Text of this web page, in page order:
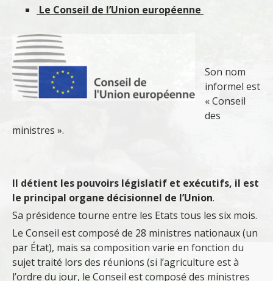
Le Conseil de l’Union européenne
Son nom
informel est
« Conseil
des
ministres ».
Il détient les pouvoirs législatif et exécutifs, il est
le principal organe décisionnel de l’Union.
Sa présidence tourne entre les Etats tous les six mois.
Le Conseil est composé de 28 ministres nationaux (un
par État), mais sa composition varie en fonction du
sujet traité lors des réunions (si l’agriculture est à
l’ordre du jour, le Conseil est composé des ministres